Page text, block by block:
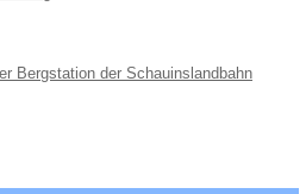
Bergstation der Schauinslandbahn